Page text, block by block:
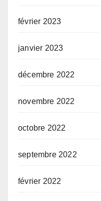
février 2023
janvier 2023
décembre 2022
novembre 2022
octobre 2022
septembre 2022
février 2022